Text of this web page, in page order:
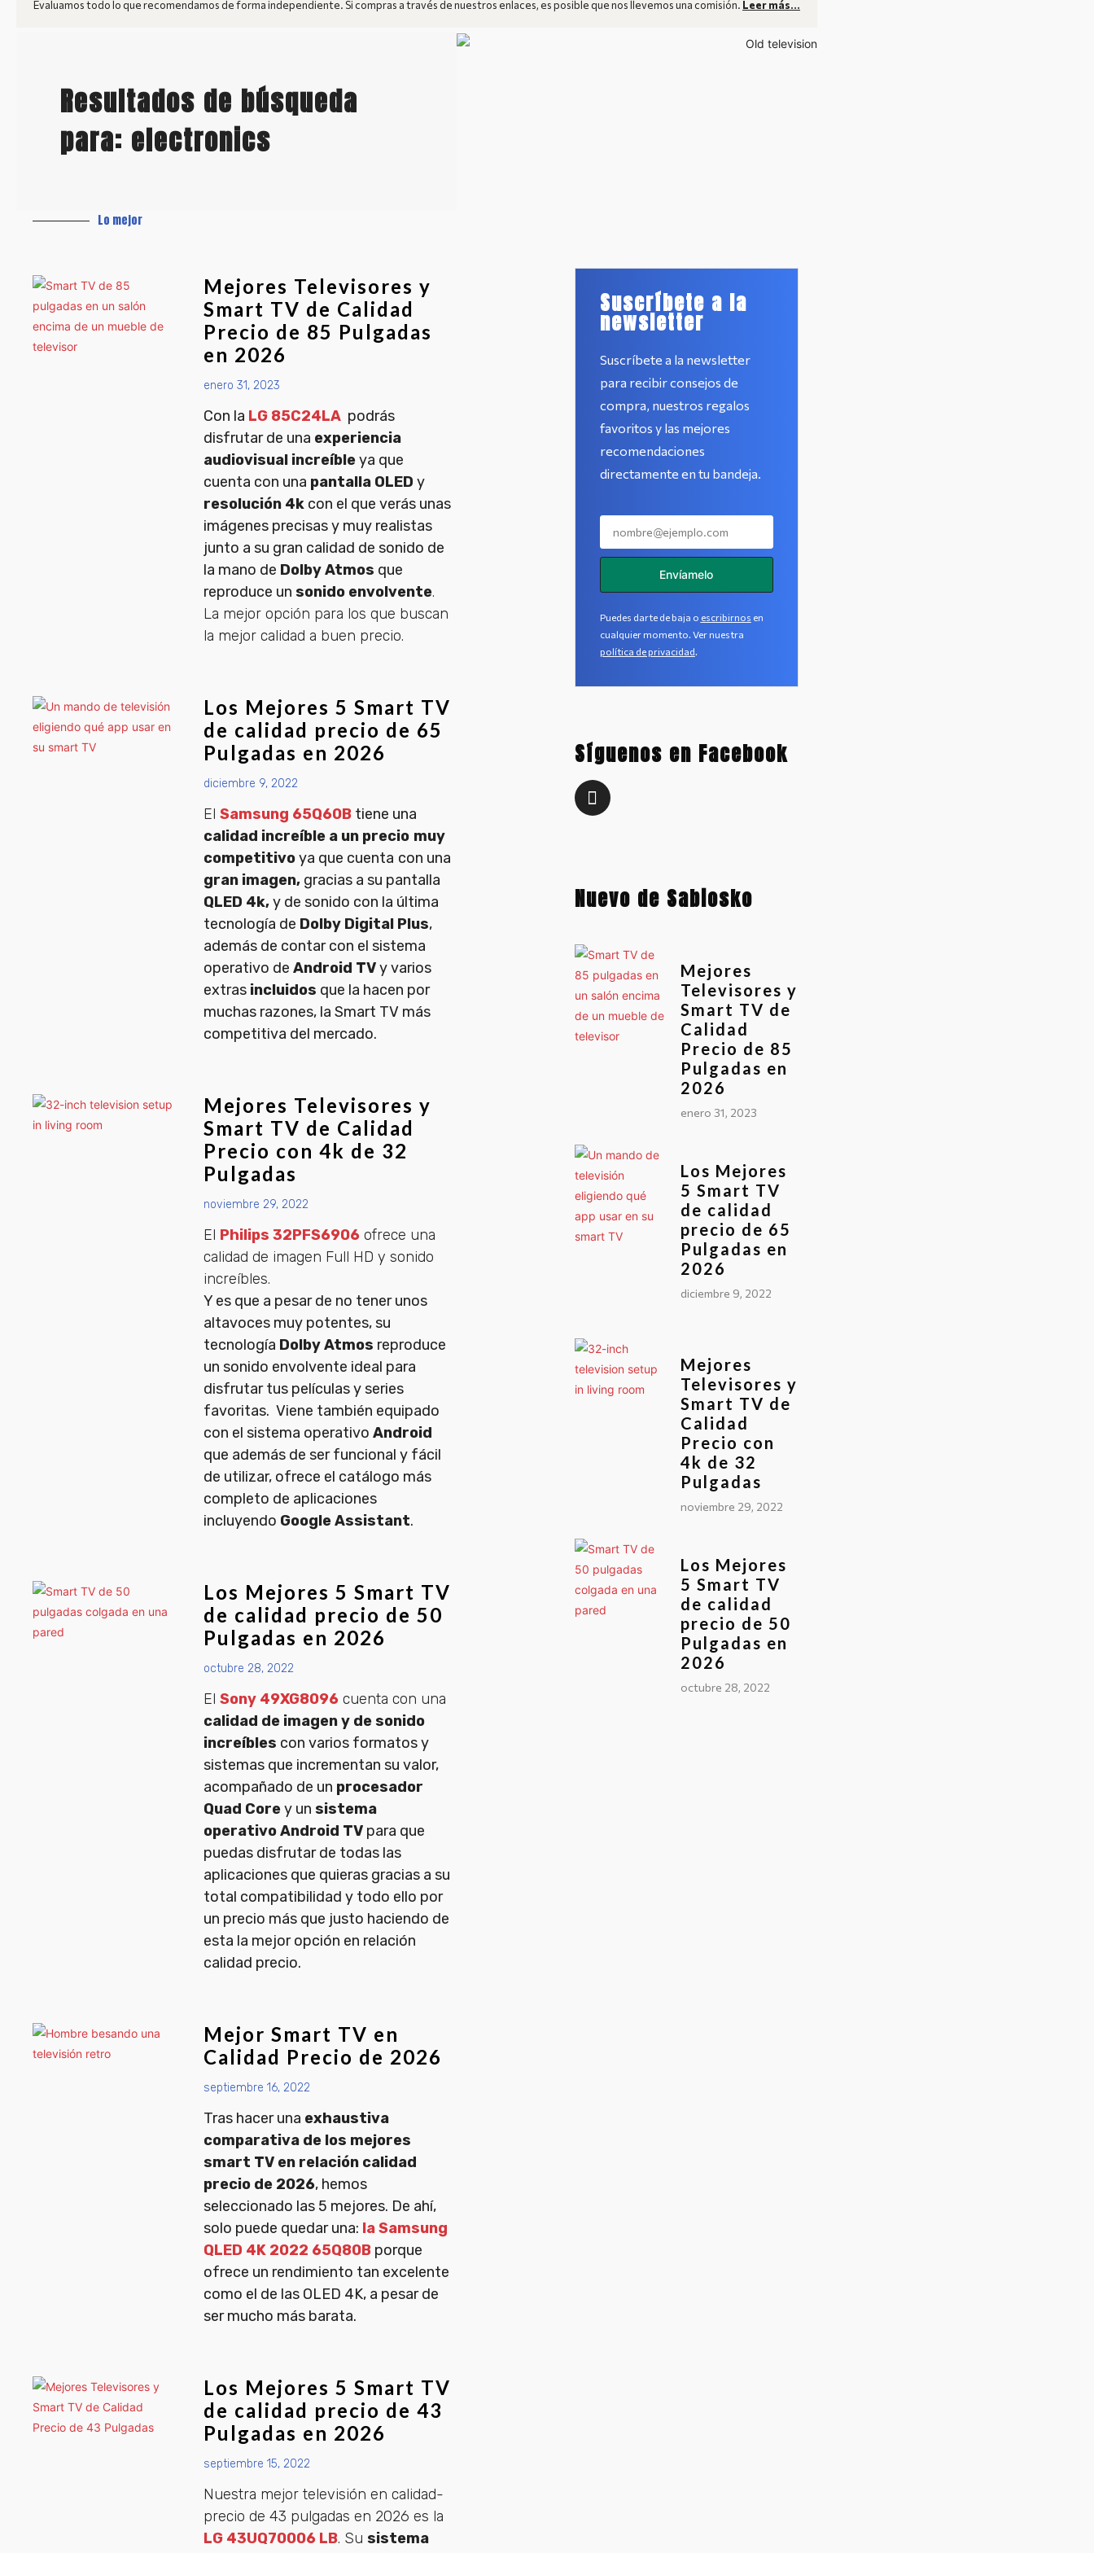
Evaluamos todo lo que recomendamos de forma independiente. Si compras a través de nuestros enlaces, es posible que nos llevemos una comisión. Leer más…
Resultados de búsqueda
para: electronics
Lo mejor
Mejores Televisores y
Smart TV de Calidad
Precio de 85 Pulgadas
en 2026
enero 31, 2023
Con la LG 85C24LA podrás
disfrutar de una experiencia
audiovisual increíbleya que
cuenta con una pantalla OLED y
resolución 4k con el que verás unas
imágenes precisas y muy realistas
junto a su gran calidad de sonido de
la mano de Dolby Atmos que
reproduce unsonido envolvente.
La mejor opción para los que buscan
la mejor calidad a buen precio.
Los Mejores 5 Smart TV
de calidad precio de 65
Pulgadas en 2026
diciembre 9, 2022
ElSamsung 65Q60B tiene una
calidad increíble a un precio muy
competitivoya que cuenta con una
gran imagen, gracias a su pantalla
QLED 4k,y de sonido con la última
tecnología de Dolby Digital Plus,
además de contar con el sistema
operativo deAndroid TVy varios
extras incluidos que la hacen por
muchas razones, la Smart TV más
competitiva del mercado.
Mejores Televisores y
Smart TV de Calidad
Precio con 4k de 32
Pulgadas
noviembre 29, 2022
El Philips 32PFS6906 ofrece una
calidad de imagen Full HD y sonido
increíbles.
Y es que a pesar de no tener unos
altavoces muy potentes, su
tecnología Dolby Atmos reproduce
un sonido envolvente ideal para
disfrutar tus películas y series
favoritas. Viene también equipado
con el sistema operativoAndroid
que además de ser funcional y fácil
de utilizar, ofrece el catálogo más
completo de aplicaciones
incluyendo Google Assistant.
Los Mejores 5 Smart TV
de calidad precio de 50
Pulgadas en 2026
octubre 28, 2022
ElSony 49XG8096 cuenta con una
calidad de imagen y de sonido
increíbles con varios formatos y
sistemas que incrementan su valor,
acompañado de un procesador
Quad Corey unsistema
operativo Android TV para que
puedas disfrutar de todas las
aplicaciones que quieras gracias a su
total compatibilidad y todo ello por
un precio más que justo haciendo de
esta la mejor opción en relación
calidad precio.
Mejor Smart TV en
Calidad Precio de 2026
septiembre 16, 2022
Tras hacer una exhaustiva
comparativa de los mejores
smart TV en relación calidad
precio de 2026, hemos
seleccionado las 5 mejores. De ahí,
solo puede quedar una: la Samsung
QLED 4K 2022 65Q80B porque
ofrece un rendimiento tan excelente
como el de las OLED 4K, a pesar de
ser mucho más barata.
Los Mejores 5 Smart TV
de calidad precio de 43
Pulgadas en 2026
septiembre 15, 2022
Nuestra mejor televisión en calidad-
precio de 43 pulgadas en 2026 es la
LG 43UQ70006 LB. Susistema
Suscríbete a la
newsletter
Suscríbete a la newsletter
para recibir consejos de
compra, nuestros regalos
favoritos y las mejores
recomendaciones
directamente en tu bandeja.
Envíamelo
Puedes darte de baja o escribirnos en
cualquier momento. Ver nuestra
política de privacidad.
Síguenos en Facebook
Nuevo de Sabiosko
Mejores
Televisores y
Smart TV de
Calidad
Precio de 85
Pulgadas en
2026
enero 31, 2023
Los Mejores
5 Smart TV
de calidad
precio de 65
Pulgadas en
2026
diciembre 9, 2022
Mejores
Televisores y
Smart TV de
Calidad
Precio con
4k de 32
Pulgadas
noviembre 29, 2022
Los Mejores
5 Smart TV
de calidad
precio de 50
Pulgadas en
2026
octubre 28, 2022